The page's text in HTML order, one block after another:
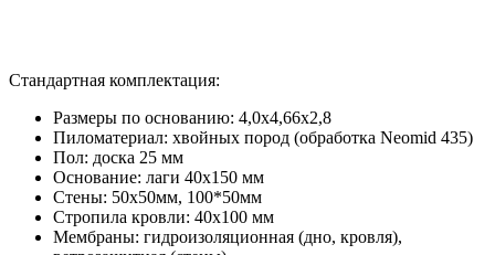
Стандартная комплектация:
Размеры по основанию: 4,0х4,66х2,8
Пиломатериал: хвойных пород (обработка Neomid 435)
Пол: доска 25 мм
Основание: лаги 40х150 мм
Стены: 50х50мм, 100*50мм
Стропила кровли: 40х100 мм
Мембраны: гидроизоляционная (дно, кровля),